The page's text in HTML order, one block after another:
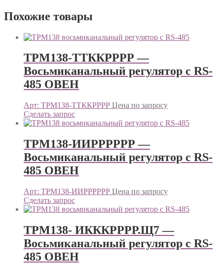
Похожие товары
ТРМ138-ТТККРРРР —
Восьмиканальный регулятор с RS-
485 ОВЕН
Арт: ТРМ138-ТТККРРРР Цена по запросу
Сделать запрос
ТРМ138-ИИРРРРРР —
Восьмиканальный регулятор с RS-
485 ОВЕН
Арт: ТРМ138-ИИРРРРРР Цена по запросу
Сделать запрос
ТРМ138- ИКККРРРР.Щ7 —
Восьмиканальный регулятор с RS-
485 ОВЕН